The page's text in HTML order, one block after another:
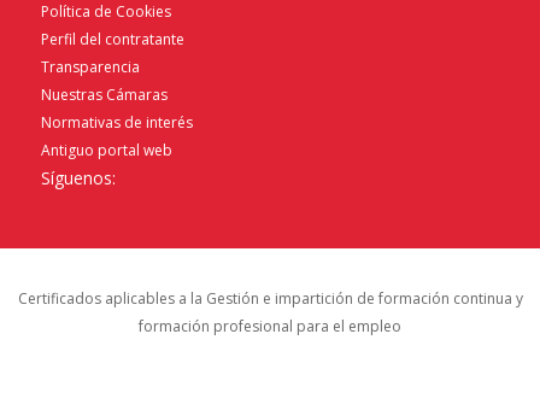
Política de Cookies
Perfil del contratante
Transparencia
Nuestras Cámaras
Normativas de interés
Antiguo portal web
Síguenos:
Certificados aplicables a la Gestión e impartición de formación continua y
formación profesional para el empleo